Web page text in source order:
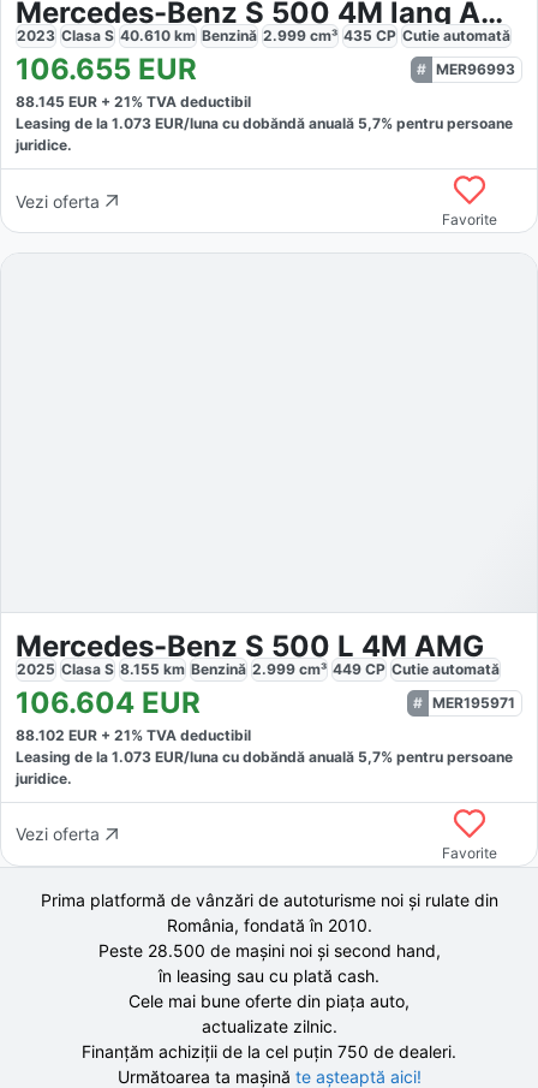
Mercedes-Benz S 500 4M lang AMG+EXCL.+DRIVE PILOT+HUD+MASSAGE+
2023 Clasa S 40.610 km Benzină 2.999 cm³ 435 CP Cutie automată
106.655 EUR
MER96993
88.145 EUR + 21% TVA deductibil
Leasing de la 1.073 EUR/luna cu dobăndă anuală 5,7% pentru persoane
juridice.
Vezi oferta
Favorite
Mercedes-Benz S 500 L 4M AMG
2025 Clasa S 8.155 km Benzină 2.999 cm³ 449 CP Cutie automată
106.604 EUR
MER195971
88.102 EUR + 21% TVA deductibil
Leasing de la 1.073 EUR/luna cu dobăndă anuală 5,7% pentru persoane
juridice.
Vezi oferta
Favorite
Prima platformă de vânzări de autoturisme noi și rulate din
România, fondată în 2010.
Peste 28.500 demașini noi și second hand,
în leasing sau cu plată cash.
Cele mai bune oferte din piața auto,
actualizate zilnic.
Finanțăm achiziții de la cel puțin 750 de dealeri.
Următoarea ta mașină te așteaptă aici!